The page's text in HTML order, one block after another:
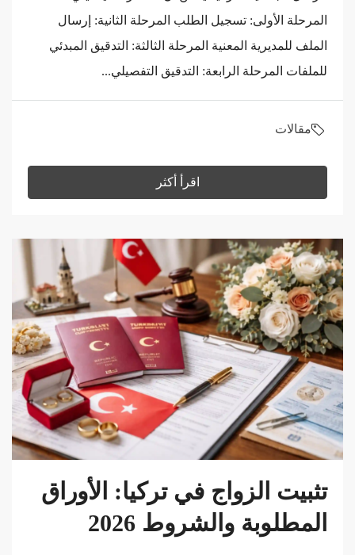
المرحلة الأولى: تسجيل الطلب المرحلة الثانية: إرسال
الملف للمديرية المعنية المرحلة الثالثة: التدقيق المبدئي
للملفات المرحلة الرابعة: التدقيق التفصيلي...
مقالات
اقرأ أكثر
تثبيت الزواج في تركيا: الأوراق
المطلوبة والشروط 2026